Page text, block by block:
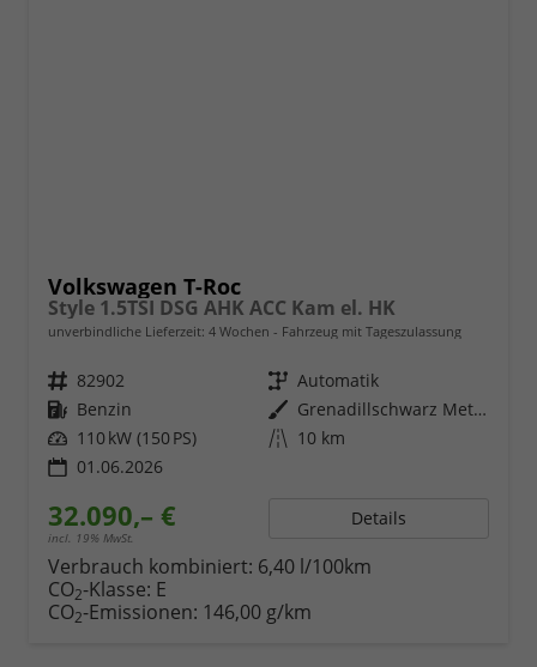
Volkswagen T-Roc
Style 1.5TSI DSG AHK ACC Kam el. HK
unverbindliche Lieferzeit: 4 Wochen Fahrzeug mit Tageszulassung
Fahrzeugnr. 82902 Getriebe Automatik
Kraftstoff Benzin Außenfarbe
Grenadillschwarz Metallic
Leistung 110 kW (150 PS) Kilometerstand 10 km
01.06.2026
32.090,– €
incl. 19% MwSt.
Details
Verbrauch kombiniert: 6,40 l/100km
CO2-Klasse: E
CO2-Emissionen: 146,00 g/km